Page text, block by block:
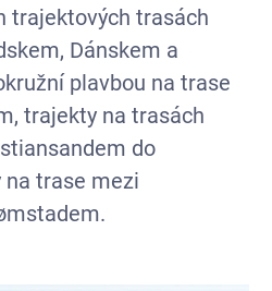
trajektových trasách
Dánskem a
plavbou na trase
trajekty na trasách
do
trase mezi